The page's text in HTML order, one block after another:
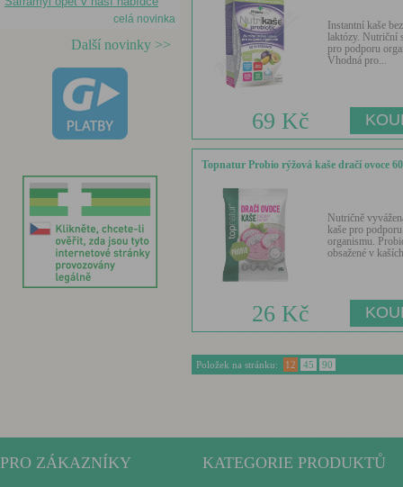
celá novinka
Další novinky >>
Instantní kaše
laktózy. Nutriční
pro podporu
Vhodná pro...
69 Kč
Topnatur Probio rýžová kaše dračí ovoce
Nutričně
kaše pro podporu
organismu.
obsažené v
26 Kč
Položek na stránku: 12 45 90
PRO ZÁKAZNÍKY KATEGORIE PRODUKTŮ